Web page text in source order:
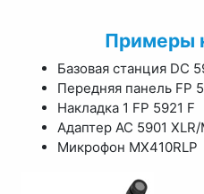
Примеры
Базовая станция DC
Передняя панель FP
Накладка 1 FP 5921 F
Адаптер AC 5901
Микрофон MX410RLP